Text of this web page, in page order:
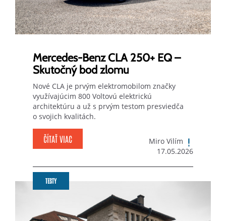
Mercedes-Benz CLA 250+ EQ –
Skutočný bod zlomu
Nové CLA je prvým elektromobilom značky
využívajúcim 800 Voltovú elektrickú
architektúru a už s prvým testom presviedča
o svojich kvalitách.
ČÍTAŤ VIAC
Miro Vilím
17.05.2026
TESTY